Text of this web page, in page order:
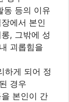
동 등의 이유
에서 본인
, 그밖에 성
괴롭힘을
하게 되어 정
경우
본인이 간